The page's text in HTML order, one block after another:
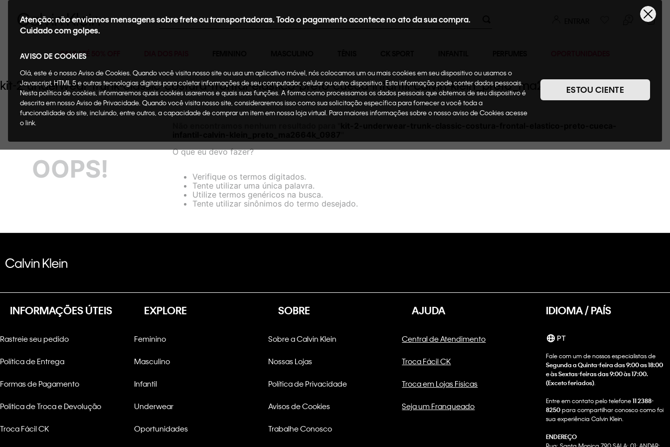
Buscar
SALE ATÉ 50% OFF
Atenção: não enviamos mensagens sobre frete ou transportadoras. Todo o pagamento acontece no ato da sua compra.
Cuidado com golpes.
AVISO DE COOKIES
Olá, este é o nosso Aviso de Cookies. Quando você visita nosso site ou usa um aplicativo móvel, nós colocamos um ou mais cookies em seu dispositivo ou usamos o
Javascript, HTML 5 e outras tecnologias digitais para coletar informações de seu computador, celular ou outro dispositivo. Esta informação pode conter dados pessoais.
Nesta política de cookies, informaremos quais cookies usaremos e quais suas funções. A forma como processamos os dados pessoais que obtemos de seu dispositivo é
descrita em nosso Aviso de Privacidade. Quando você visita nosso site, consideraremos isso como sua solicitação específica para fornecer a você toda a
funcionalidade do site, incluindo, entre outros, a capacidade de comprar um item em nossa loja virtual. Para maiores informações sobre o nosso aviso de Cookies acesse
o link.
ESTOU CIENTE
kit-2-underwear-trunk-classic-costura-frontal-elastico-preto-cueca-infantil-calvin-klein_preto_ma2664k_0987
OOPS!
O que eu devo fazer?
Verifique os termos digitados.
Tente utilizar uma única palavra.
Utilize termos genéricos na busca.
Tente utilizar sinônimos do termo desejado.
INFORMAÇÕES ÚTEIS
Rastreie seu pedido
Política de Entrega
Formas de Pagamento
Politica de Troca e Devolução
Troca Fácil CK
EXPLORE
Feminino
Masculino
Infantil
Underwear
Oportunidades
SOBRE
Sobre a Calvin Klein
Nossas Lojas
Política de Privacidade
Avisos de Cookies
Trabalhe Conosco
AJUDA
Central de Atendimento
Troca Fácil CK
Troca em Lojas Físicas
Seja um Franqueado
IDIOMA / PAÍS
PT
Fale com um de nossos especialistas de
Segunda a Quinta-feira das 9:00 as 18:00
e às Sextas-feiras das 9:00 às 17:00.
(Exceto feriados)
Entre em contato pelo telefone11 2388-
8250para compartilhar conosco como foi
sua experiência Calvin Klein.
ENDEREÇO